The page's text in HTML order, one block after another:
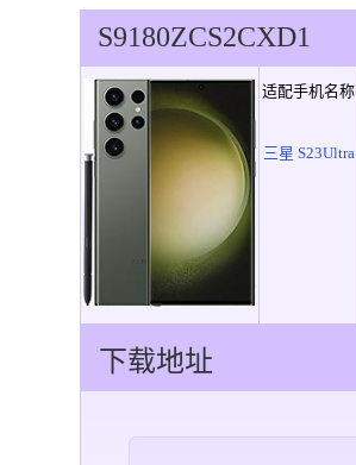
S9180ZCS2CXD1
适配手机名称
三星 S23Ultra
下载地址